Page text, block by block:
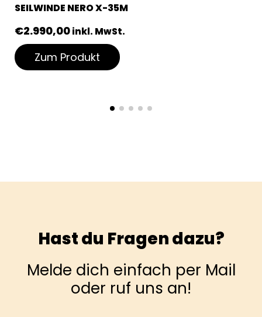
SEILWINDE NERO X-35M
€2.990,00inkl. MwSt.
Zum Produkt
Hast du Fragen dazu?
Melde dich einfach per Mail
oder ruf uns an!